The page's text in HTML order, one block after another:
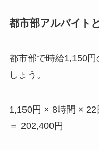
都市部アルバイト
都市部で時給1,150円
しょう。
1,150円 × 8時間 × 22
＝ 202,400円